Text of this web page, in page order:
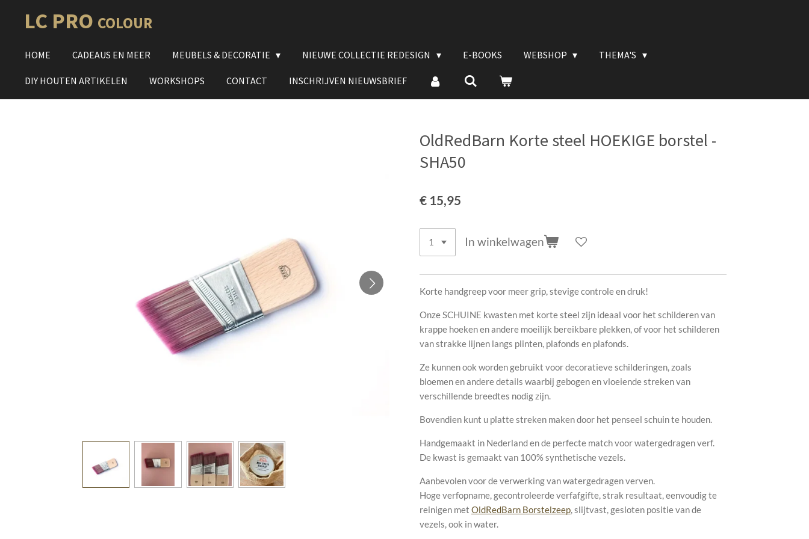
directLC PRO COLOUR
HOME CADEAUS EN MEER MEUBELS & DECORATIE NIEUWE COLLECTIE REDESIGN E-BOOKS WEBSHOP THEMA'S
DIY HOUTEN ARTIKELEN WORKSHOPS CONTACT INSCHRIJVEN NIEUWSBRIEF
OldRedBarn Korte steel HOEKIGE borstel -
SHA50
€ 15,95
In winkelwagen
Korte handgreep voor meer grip, stevige controle en druk!
Onze SCHUINE kwasten met korte steel zijn ideaal voor het schilderen van
krappe hoeken en andere moeilijk bereikbare plekken, of voor het schilderen
van strakke lijnen langs plinten, plafonds en plafonds.
Ze kunnen ook worden gebruikt voor decoratieve schilderingen, zoals
bloemen en andere details waarbij gebogen en vloeiende streken van
verschillende breedtes nodig zijn.
Bovendien kunt u platte streken maken door het penseel schuin te houden.
Handgemaakt in Nederland en de perfecte match voor watergedragen verf.
De kwast is gemaakt van 100% synthetische vezels.
Aanbevolen voor de verwerking van watergedragen verven.
Hoge verfopname, gecontroleerde verfafgifte, strak resultaat, eenvoudig te
reinigen met OldRedBarn Borstelzeep, slijtvast, gesloten positie van de
vezels, ook in water.